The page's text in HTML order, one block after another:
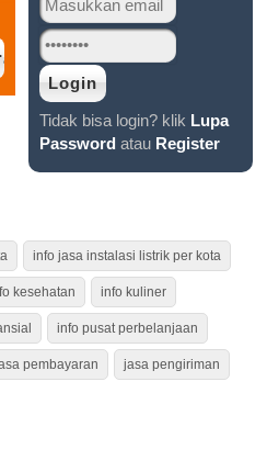
Tidak bisa login? klik Lupa
Password atau Register
info jasa instalasi listrik per kota
kesehatan info kuliner
info pusat perbelanjaan
pembayaran jasa pengiriman